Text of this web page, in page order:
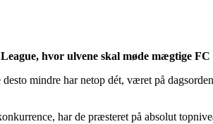
hvor ulvene skal møde mægtige FC
mindre har netop dét, været på
har de præsteret på absolut